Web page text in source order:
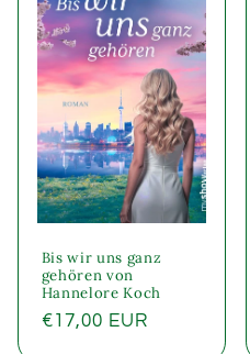
Bis wir uns ganz
gehören von
Hannelore Koch
Normaler
€17,00 EUR